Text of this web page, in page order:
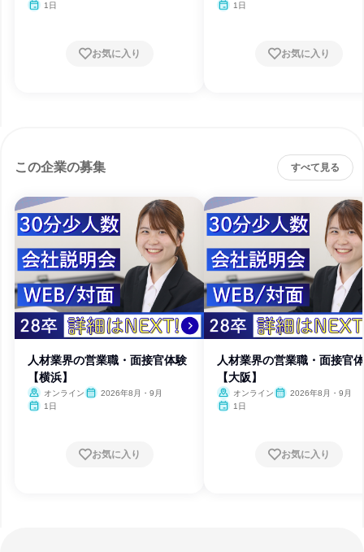
1日
お気に入り
1日
お気に入り
この企業の募集 すべて見る
人材業界の営業職・面接官体験
【横浜】
オンライン
2026年8月・9月
1日
お気に入り
人材業界の営業職・面接官
【大阪】
オンライン
2026年8月・9月
1日
お気に入り